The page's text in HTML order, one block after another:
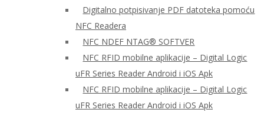
Digitalno potpisivanje PDF datoteka pomoću
NFC Readera
NFC NDEF NTAG® SOFTVER
NFC RFID mobilne aplikacije – Digital Logic
uFR Series Reader Android i iOS Apk
NFC RFID mobilne aplikacije – Digital Logic
uFR Series Reader Android i iOS Apk